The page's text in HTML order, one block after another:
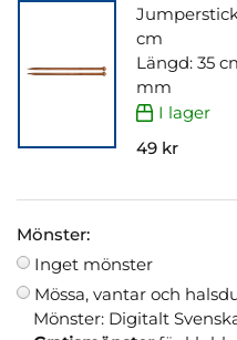
cm
Längd: 35
mm
I lager
49 kr
Mönster:
Inget mönster
Mössa, vantar och
Mönster: Digitalt